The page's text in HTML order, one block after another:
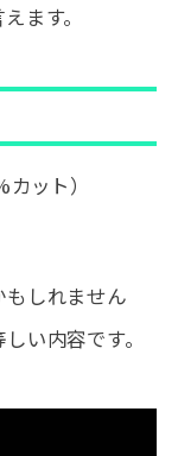
ます。
ット）
しれません
い内容です。